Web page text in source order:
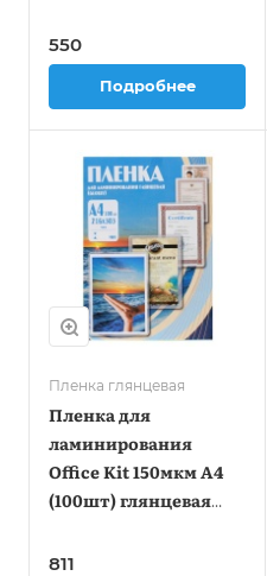
550
Подробнее
Пленка глянцевая
Пленка для
ламинирования
Office Kit 150мкм A4
(100шт) глянцевая
811